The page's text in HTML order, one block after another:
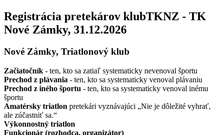
Registrácia pretekárov klubTKNZ - TK
Nové Zámky, 31.12.2026
Nové Zámky, Triatlonový klub
Začiatočník - ten, kto sa zatiaľ systematicky nevenoval športu
Prechod z plávania - ten, kto sa systematicky venoval plávaniu
Prechod z iného športu - ten, kto sa systematicky venoval inému
športu
Amatérsky triatlon pretekári vyznávajúci „Nie je dôležité vyhrať,
ale zúčastniť sa.“
Výkonnostný triatlon
Funkcionár (rozhodca, organizátor)